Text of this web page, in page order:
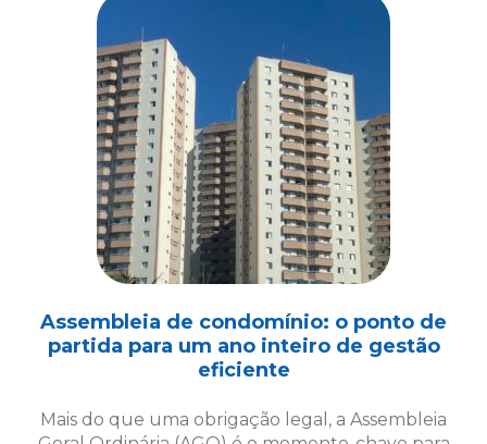
Assembleia de condomínio: o ponto de
partida para um ano inteiro de gestão
eficiente
Mais do que uma obrigação legal, a Assembleia
Geral Ordinária (AGO) é o momento-chave para
garantir um ano inteiro de gestão organizada. Para
quem... Saiba mais!